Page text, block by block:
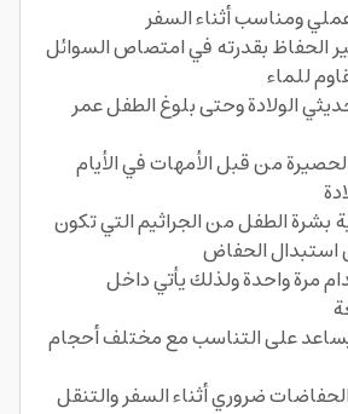
ومناسب أثناء السفر
الحفاظ بقدرته في امتصاص السوائل
للماء
الولادة وحتى بلوغ الطفل عمر
من قبل الأمهات في الأيام
الطفل من الجراثيم التي تكون
الحفاض
مرة واحدة ولذلك يأتي داخل
على التناسب مع مختلف أحجام
ضروري أثناء السفر والتنقل